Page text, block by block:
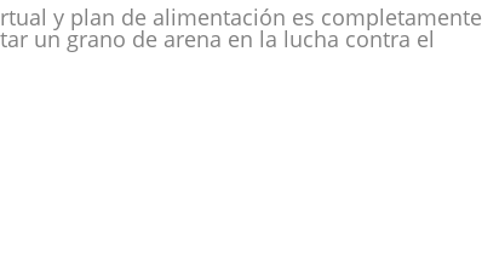
y plan de alimentación es completamente
un grano de arena en la lucha contra el